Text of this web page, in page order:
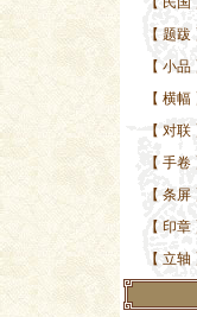
【 题跋
【 小品
【 横幅
【 对联
【 手卷
【 条屏
【 印章
【 立轴